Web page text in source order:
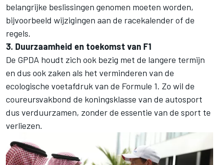
belangrijke beslissingen genomen moeten worden,
bijvoorbeeld wijzigingen aan de racekalender of de
regels.
3. Duurzaamheid en toekomst van F1
De GPDA houdt zich ook bezig met de langere termijn
en dus ook zaken als het verminderen van de
ecologische voetafdruk van de Formule 1. Zo wil de
coureursvakbond de koningsklasse van de autosport
dus verduurzamen, zonder de essentie van de sport te
verliezen.